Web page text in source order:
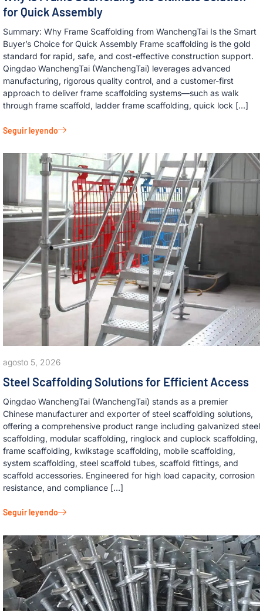
for Quick Assembly
Summary: Why Frame Scaffolding from WanchengTai Is the Smart
Buyer’s Choice for Quick Assembly Frame scaffolding is the gold
standard for rapid, safe, and cost-effective construction support.
Qingdao WanchengTai (WanchengTai) leverages advanced
manufacturing, rigorous quality control, and a customer-first
approach to deliver frame scaffolding systems—such as walk
through frame scaffold, ladder frame scaffolding, quick lock […]
Seguir leyendo
agosto 5, 2026
Steel Scaffolding Solutions for Efficient Access
Qingdao WanchengTai (WanchengTai) stands as a premier
Chinese manufacturer and exporter of steel scaffolding solutions,
offering a comprehensive product range including galvanized steel
scaffolding, modular scaffolding, ringlock and cuplock scaffolding,
frame scaffolding, kwikstage scaffolding, mobile scaffolding,
system scaffolding, steel scaffold tubes, scaffold fittings, and
scaffold accessories. Engineered for high load capacity, corrosion
resistance, and compliance […]
Seguir leyendo